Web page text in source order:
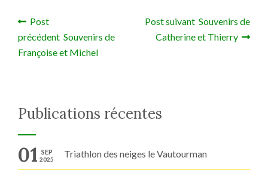
Navigation de l’article
Post
précédent Souvenirs de
Françoise et Michel
Post suivant Souvenirs de
Catherine et Thierry
Publications récentes
01 SEP
2025 Triathlon des neiges le Vautourman